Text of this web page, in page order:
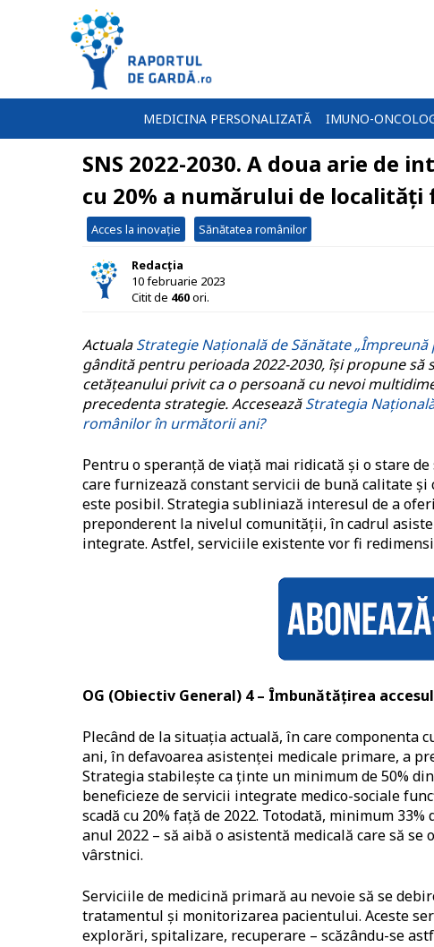
MEDICINA PERSONALIZATĂ IMUNO-
SNS 2022-2030. A doua arie de
cu 20% a numărului de
Acces la inovație Sănătatea românilor
Redacția
10 februarie 2023
Citit de 460ori.
ActualaStrategie Națională de Sănătate
gândită pentru perioada 2022-2030, își propune
cetățeanului privit ca o persoană cu nevoi
precedenta strategie. AcceseazăStrategia
românilor în următorii ani?
Pentru o speranță de viață mai ridicată și o stare
care furnizează constant servicii de bună calitate
este posibil. Strategia subliniază interesul de a
preponderent la nivelul comunității, în cadrul
integrate. Astfel, serviciile existente vor fi
OG (Obiectiv General) 4 – Îmbunătățirea
Plecând de la situația actuală, în care
ani, în defavoarea asistenței medicale primare, a
Strategia stabilește ca ținte un minimum de 50%
beneficieze de servicii integrate medico-sociale
scadă cu 20% față de 2022. Totodată, minimum
anul 2022 – să aibă o asistentă medicală care să
vârstnici.
Serviciile de medicină primară au nevoie să se
tratamentul și monitorizarea pacientului. Aceste
explorări, spitalizare, recuperare – scăzându-se